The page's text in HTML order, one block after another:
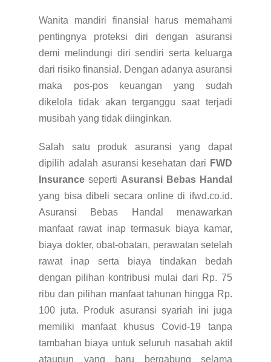
Wanita mandiri finansial harus memahami
pentingnya proteksi diri dengan asuransi
demi melindungi diri sendiri serta keluarga
dari risiko finansial. Dengan adanya asuransi
maka pos-pos keuangan yang sudah
dikelola tidak akan terganggu saat terjadi
musibah yang tidak diinginkan.
Salah satu produk asuransi yang dapat
dipilih adalah asuransi kesehatan dari FWD
Insurance seperti Asuransi Bebas Handal
yang bisa dibeli secara online di ifwd.co.id.
Asuransi Bebas Handal menawarkan
manfaat rawat inap termasuk biaya kamar,
biaya dokter, obat-obatan, perawatan setelah
rawat inap serta biaya tindakan bedah
dengan pilihan kontribusi mulai dari Rp. 75
ribu dan pilihan manfaat tahunan hingga Rp.
100 juta.
Produk asuransi syariah ini juga
memiliki manfaat khusus Covid-19 tanpa
tambahan biaya untuk seluruh nasabah aktif
ataupun yang baru bergabung selama